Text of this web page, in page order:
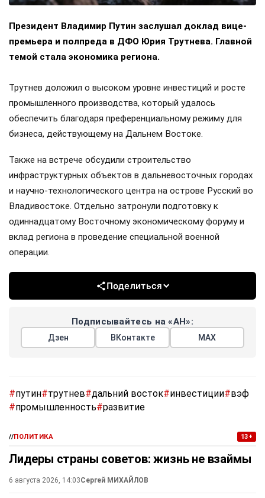
Президент Владимир Путин заслушал доклад вице-
премьера и полпреда в ДФО Юрия Трутнева. Главной
темой стала экономика региона.
Трутнев доложил о высоком уровне инвестиций и росте
промышленного производства, который удалось
обеспечить благодаря преференциальному режиму для
бизнеса, действующему на Дальнем Востоке.
Также на встрече обсудили строительство
инфраструктурных объектов в дальневосточных городах
и научно-технологического центра на острове Русский во
Владивостоке. Отдельно затронули подготовку к
одиннадцатому Восточному экономическому форуму и
вклад региона в проведение специальной военной
операции.
Поделиться
Подписывайтесь на «АН»:
Дзен ВКонтакте МАХ
#путин#трутнев#дальний восток#инвестиции#вэф
#промышленность#развитие
//ПОЛИТИКА 13+
Лидеры страны советов: жизнь не взаймы
6 августа 2026, 14:03Сергей МИХАЙЛОВ